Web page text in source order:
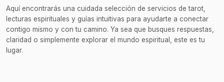
Aquí encontrarás una cuidada selección de servicios de tarot,
lecturas espirituales y guías intuitivas para ayudarte a conectar
contigo mismo y con tu camino. Ya sea que busques respuestas,
claridad o simplemente explorar el mundo espiritual, este es tu
lugar.